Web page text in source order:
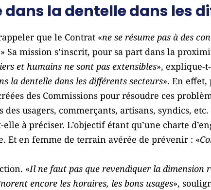
dans la dentelle dans les
que le Contrat «ne se résume pas à des
» Sa mission s’inscrit, pour sa part dans la
et humains ne sont pas extensibles», explique-
la dentelle dans les différents secteurs». En
des Commissions pour résoudre ces
des usagers, commerçants, artisans, syndics, etc.
elle à préciser. L’objectif étant qu’une charte
Et en femme de terrain avérée de prévenir : «
«Il ne faut pas que revendiquer la dimension
encore les horaires, les bons usages»,